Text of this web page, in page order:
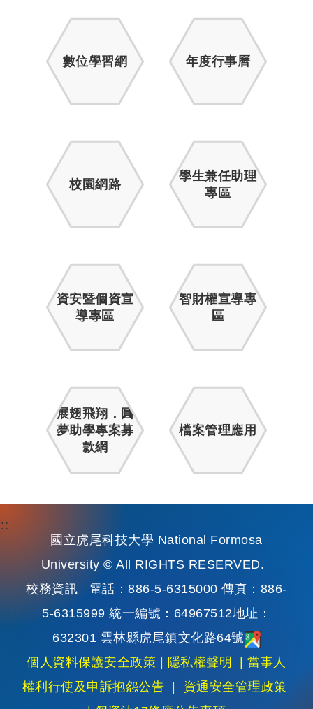
數位學習網 年度行事曆
校園網路
學生兼任助理
專區
資安暨個資宣
導專區
智財權宣導專
區
展翅飛翔．圓
夢助學專案募
款網
檔案管理應用
國立虎尾科技大學 National Formosa
University © All RIGHTS RESERVED.
校務資訊 電話：886-5-6315000 傳真：886-
5-6315999 統一編號：64967512地址：
632301 雲林縣虎尾鎮文化路64號
個人資料保護安全政策
隱私權聲明 |當事人
權利行使及申訴抱怨公告
資通安全管理政策